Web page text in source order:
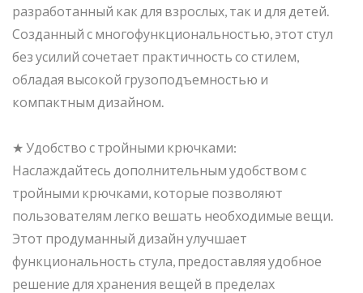
разработанный как для взрослых, так и для детей.
Созданный с многофункциональностью, этот стул
без усилий сочетает практичность со стилем,
обладая высокой грузоподъемностью и
компактным дизайном.
★ Удобство с тройными крючками:
Наслаждайтесь дополнительным удобством с
тройными крючками, которые позволяют
пользователям легко вешать необходимые вещи.
Этот продуманный дизайн улучшает
функциональность стула, предоставляя удобное
решение для хранения вещей в пределах